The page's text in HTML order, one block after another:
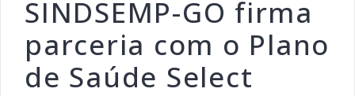
SINDSEMP-GO firma
parceria com o Plano
de Saúde Select